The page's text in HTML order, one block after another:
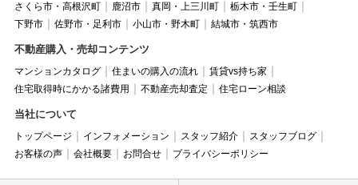
さくら市・高根沢町
鹿沼市 真岡・上三川町
栃木市・壬生町
下野市
佐野市・足利市 小山市・野木町 結城市・筑西市
不動産購入・売却コンテンツ
マンションカタログ 住まいの購入の流れ
賃貸vs持ち家
住宅取得時にかかる諸費用
不動産売却査定 住宅ローン相談
当社について
トップページ インフォメーション スタッフ紹介
スタッフブログ
お客様の声
会社概要 お問合せ プライバシーポリシー